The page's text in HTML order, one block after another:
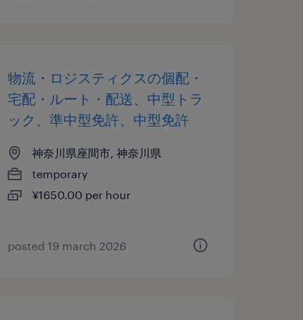
物流・ロジスティクスの個配・
宅配・ルート・配送、中型トラ
ック、準中型免許、中型免許
神奈川県座間市, 神奈川県
temporary
¥1650.00 per hour
posted 19 march 2026